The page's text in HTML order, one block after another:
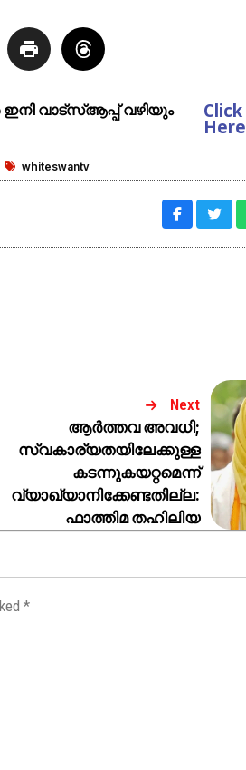
വാട്സ്ആപ്പ് വഴിയും Click
Here
whiteswantv
Next
ആർത്തവ അവധി;
സ്വകാര്യതയിലേക്കുള്ള
കടന്നുകയറ്റമെന്ന്
വ്യാഖ്യാനിക്കേണ്ടതില്ല:
ഫാത്തിമ തഹിലിയ
*